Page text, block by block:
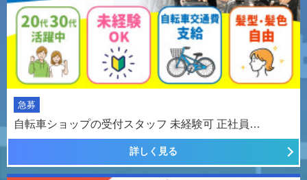
急募
自転車ショップの受付スタッフ 未経験可 正社員…
詳しく見る